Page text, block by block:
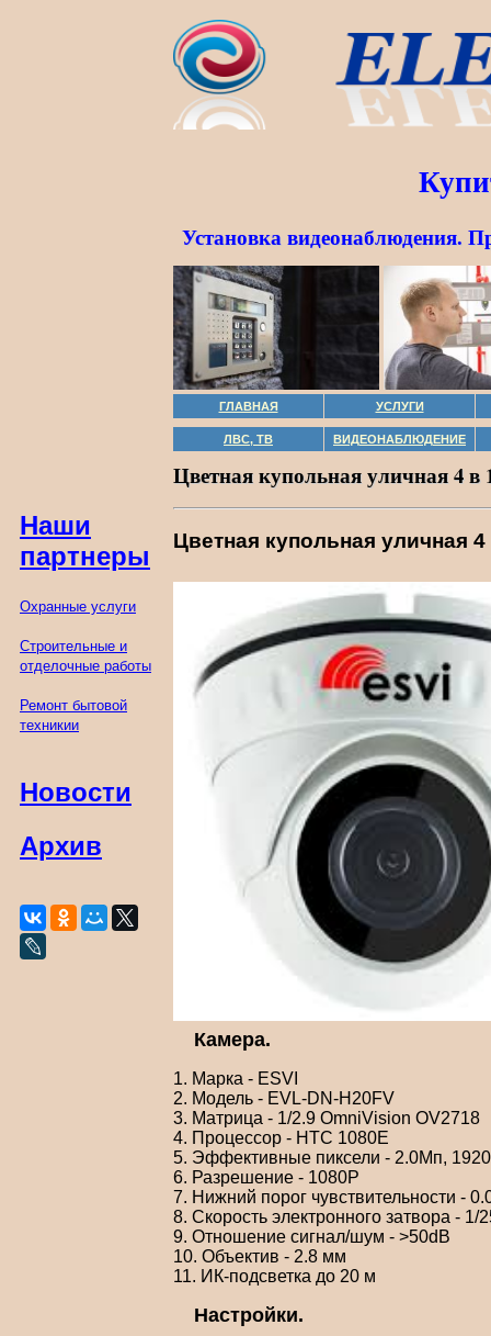
Установка видеонаблюдения.
ГЛАВНАЯ УСЛУГИ
ЛВС, ТВ ВИДЕОНАБЛЮДЕНИЕ
Наши
партнеры
Охранные услуги
Строительные и
отделочные работы
Ремонт бытовой
техникии
Новости
Архив
Цветная купольная уличная 4 в
Цветная купольная уличная
Камера.
1. Марка - ESVI
2. Модель - EVL-DN-H20FV
3. Матрица - 1/2.9 OmniVision OV2718
4. Процессор - HTC 1080E
5. Эффективные пиксели - 2.0Мп,
6. Разрешение - 1080P
7. Нижний порог чувствительности -
8. Скорость электронного затвора - 1/
9. Отношение сигнал/шум - >50dB
10. Объектив - 2.8 мм
11. ИК-подсветка до 20 м
Настройки.